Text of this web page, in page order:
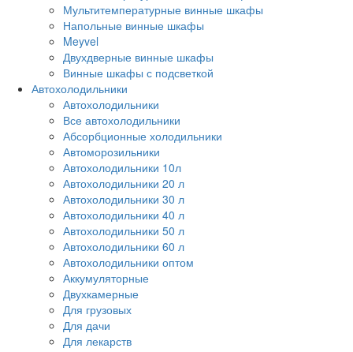
Мультитемпературные винные шкафы
Напольные винные шкафы
Meyvel
Двухдверные винные шкафы
Винные шкафы с подсветкой
Автохолодильники
Автохолодильники
Все автохолодильники
Абсорбционные холодильники
Автоморозильники
Автохолодильники 10л
Автохолодильники 20 л
Автохолодильники 30 л
Автохолодильники 40 л
Автохолодильники 50 л
Автохолодильники 60 л
Автохолодильники оптом
Аккумуляторные
Двухкамерные
Для грузовых
Для дачи
Для лекарств